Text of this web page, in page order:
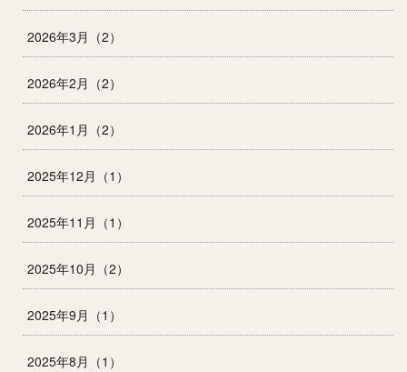
2026年3月（2）
2026年2月（2）
2026年1月（2）
2025年12月（1）
2025年11月（1）
2025年10月（2）
2025年9月（1）
2025年8月（1）